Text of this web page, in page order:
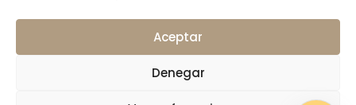
Aceptar
Denegar
SUSCRÍBETE A NUESTRA NEWSLETTER
© Tauler&Fau SL – Todos los derechos